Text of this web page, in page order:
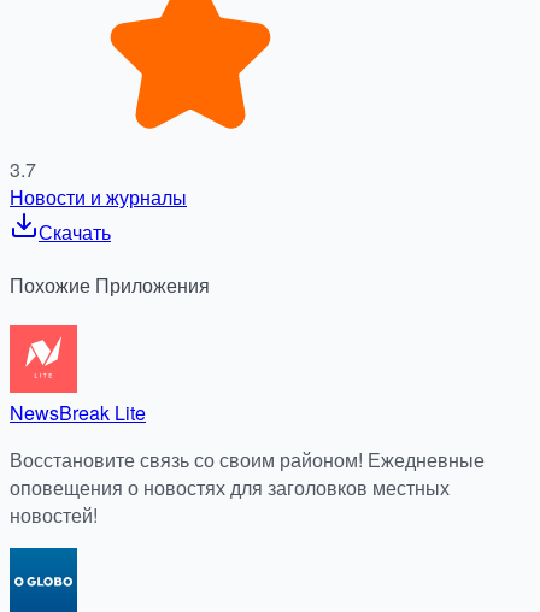
3.7
Новости и журналы
Скачать
Похожие Приложения
NewsBreak Lite
Восстановите связь со своим районом! Ежедневные
оповещения о новостях для заголовков местных
новостей!